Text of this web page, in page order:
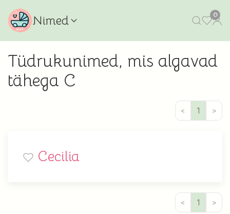
Nimed 0
Tüdrukunimed, mis algavad
tähega C
< 1 >
Cecilia
< 1 >